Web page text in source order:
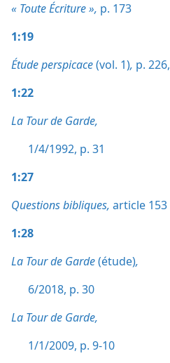
« Toute Écriture », p. 173
1:19
Étude perspicace(vol. 1), p. 226,
1:22
La Tour de Garde,
1/4/1992, p. 31
1:27
Questions bibliques, article 153
1:28
La Tour de Garde(étude),
6/2018, p. 30
La Tour de Garde,
1/1/2009, p. 9-10